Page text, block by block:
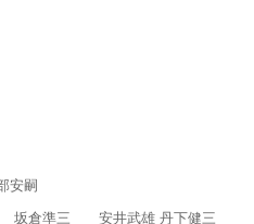
安嗣
坂倉準三 安井武雄 丹下健三